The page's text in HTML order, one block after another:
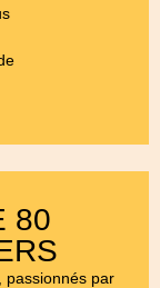
80
passionnés par